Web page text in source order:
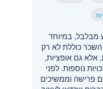
מבלבל, במיוחד
כוללת לא רק
אלא גם אופציות,
נוספות. לפני
פרישה וממשיכים